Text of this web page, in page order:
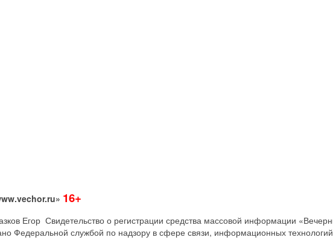
16+
Егор Свидетельство о регистрации средства массовой информации
Федеральной службой по надзору в сфере связи, информационных